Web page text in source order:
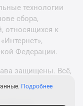
технологии
сбора,
относящихся к
Федерации.
защищены. Всё,
Подробнее